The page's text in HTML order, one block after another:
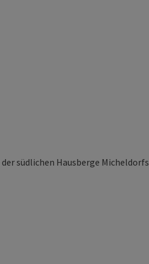
südlichen Hausberge Micheldorfs